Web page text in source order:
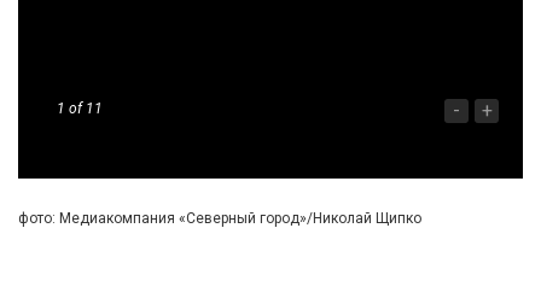
1 of 11 - +
фото: Медиакомпания «Северный город»/Николай Щипко